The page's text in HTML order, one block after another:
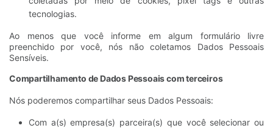
tecnologias.
Ao menos que você informe em algum formulário livre
preenchido por você, nós não coletamos Dados Pessoais
Sensíveis.
Compartilhamento de Dados Pessoais com terceiros
Nós poderemos compartilhar seus Dados Pessoais:
Com a(s) empresa(s) parceira(s) que você selecionar ou